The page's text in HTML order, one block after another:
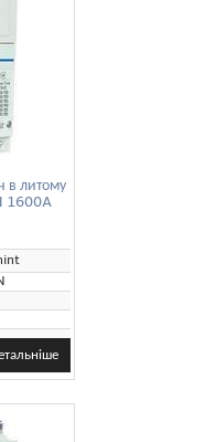
в литому
1600A